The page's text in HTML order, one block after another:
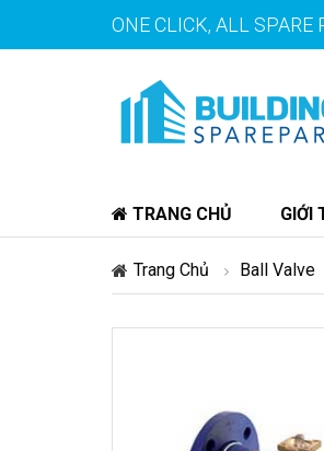
ONE CLICK, ALL SPARE
TRANG CHỦ GIỚI
Trang Chủ Ball Valve